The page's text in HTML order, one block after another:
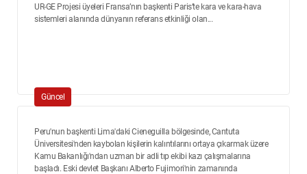
UR-GE Projesi üyeleri Fransa’nın başkenti Paris’te kara ve kara-hava
sistemleri alanında dünyanın referans etkinliği olan...
Güncel
Peru'nun başkenti Lima'daki Cieneguilla bölgesinde, Cantuta
Üniversitesi'nden kaybolan kişilerin kalıntılarını ortaya çıkarmak üzere
Kamu Bakanlığı'ndan uzman bir adli tıp ekibi kazı çalışmalarına
başladı. Eski devlet Başkanı Alberto Fujimori'nin zamanında